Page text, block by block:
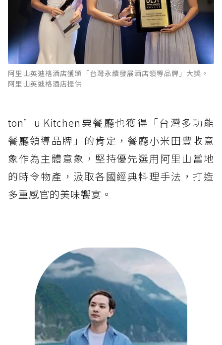
阿里山英迪格酒店獲頒「台灣永續發展酒店領導品牌」大獎。
阿里山英迪格酒店提供
ton’u Kitchen粟餐廳也獲得「台灣多功能
餐廳領導品牌」的肯定，餐廳小米田豐收意
象作為主體意象，堅持優先選用阿里山當地
的時令物產，汲取各國經典料理手法，打造
多重感官的美味饗宴。